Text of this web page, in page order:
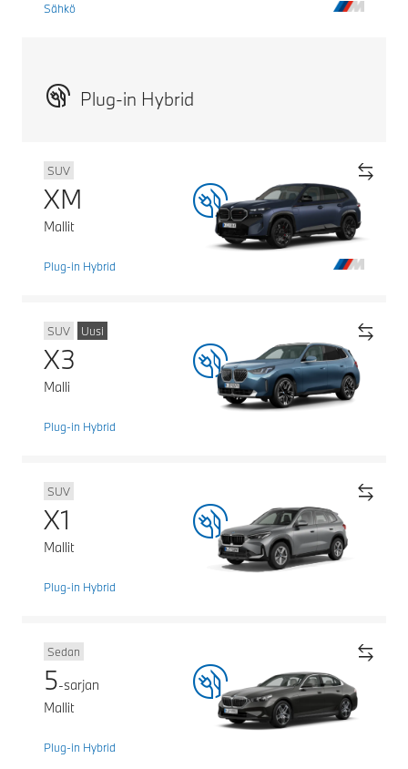
Sähkö
Plug-in Hybrid
SUV
XM
Mallit
Plug-in Hybrid
SUV Uusi
X3
Malli
Plug-in Hybrid
SUV
X1
Mallit
Plug-in Hybrid
Sedan
5-sarjan
Mallit
Plug-in Hybrid